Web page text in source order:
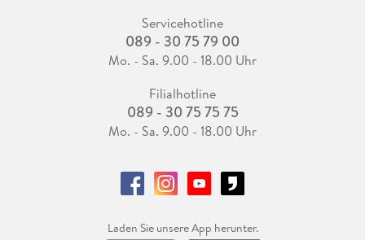
Servicehotline
089 - 30 75 79 00
Mo. - Sa. 9.00 - 18.00 Uhr
Filialhotline
089 - 30 75 75 75
Mo. - Sa. 9.00 - 18.00 Uhr
Laden Sie unsere App herunter.